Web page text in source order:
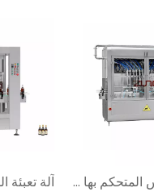
آلة تعبئة المكبس المتحكم بها ZHBL-1920N